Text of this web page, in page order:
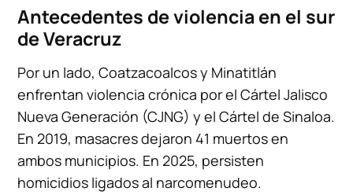
Antecedentes de violencia en el sur
de Veracruz
Por un lado, Coatzacoalcos y Minatitlán
enfrentan violencia crónica por el Cártel Jalisco
Nueva Generación (CJNG) y el Cártel de Sinaloa.
En 2019, masacres dejaron 41 muertos en
ambos municipios. En 2025, persisten
homicidios ligados al narcomenudeo.